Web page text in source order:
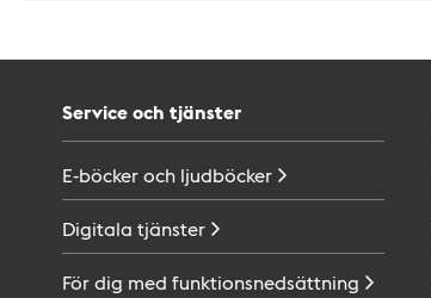
Service och tjänster
E-böcker och ljudböcker
Digitala tjänster
För dig med funktionsnedsättning